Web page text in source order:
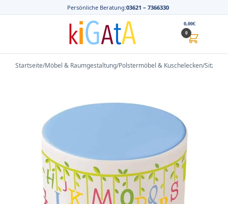
Persönliche Beratung:03621 – 7366330
0,00€
0
Startseite/Möbel & Raumgestaltung/Polstermöbel & Kuschelecken/